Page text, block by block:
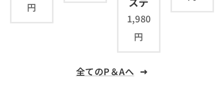
円
1,980
円
全てのP＆Aへ